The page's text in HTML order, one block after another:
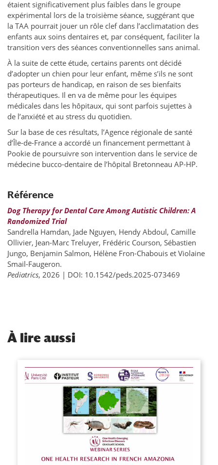
étaient significativement plus faibles dans le groupe
expérimental lors de la troisième séance, suggérant que
la TAA pourrait jouer un rôle clef dans l’acclimatation des
enfants aux soins dentaires et, par conséquent, faciliter la
transition vers des séances conventionnelles sans animal.
À la suite de cette étude, certains parents ont décidé
d’adopter un chien pour leur enfant, même s’ils ne sont
pas porteurs de handicap, en raison de ses bienfaits
thérapeutiques. Il en va de même pour les équipes
médicales dans les hôpitaux, qui sont parfois sujettes à
de l’anxiété et au stress du quotidien.
Sur la base de ces résultats, l’Agence régionale de santé
d’Île-de-France a accordé un financement permettant à
Pookie de poursuivre son intervention dans le service de
médecine bucco-dentaire de l’hôpital Bretonneau AP-HP.
Référence
Dog Therapy for Dental Care Among Autistic Children: A
Randomized Trial
Sandrella Hamdan, Jade Nguyen, Hendy Abdoul, Camille
Ollivier, Jean-Marc Treluyer, Frédéric Courson, Sébastien
Jungo, Benjamin Salmon, Hélène Fron-Chabouis et Violaine
Smail-Faugeron.
Pediatrics, 2026 | DOI: 10.1542/peds.2025-073469
À lire aussi